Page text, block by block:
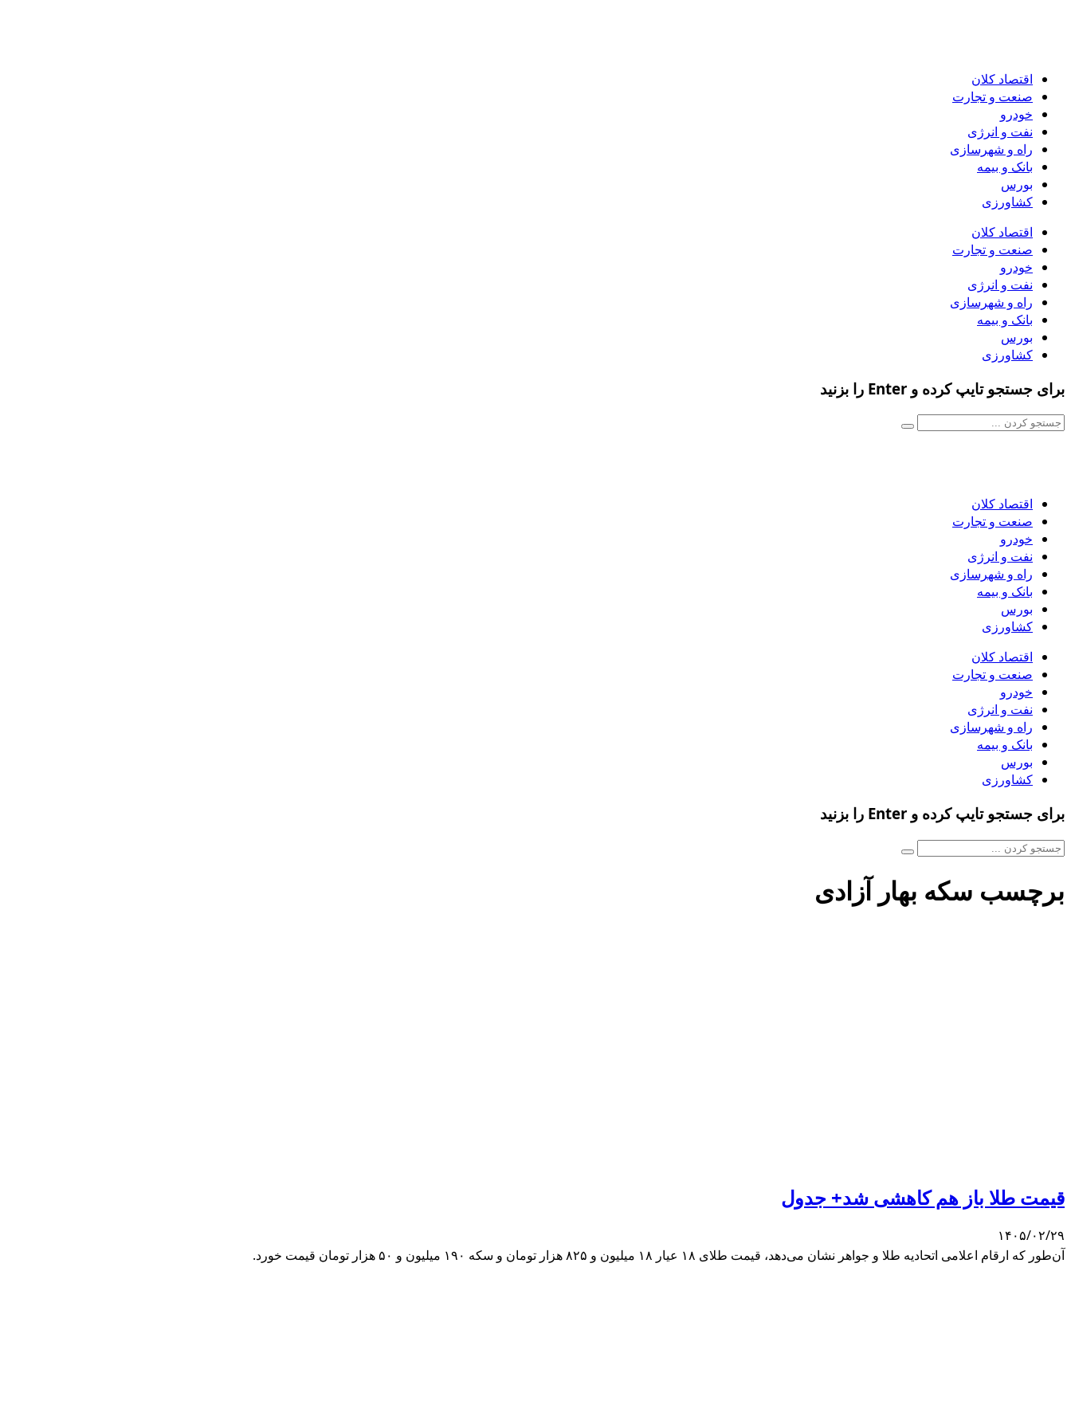
اقتصاد کلان
صنعت و تجارت
خودرو
نفت و انرژی
راه و شهرسازی
بانک و بیمه
بورس
کشاورزی
اقتصاد کلان
صنعت و تجارت
خودرو
نفت و انرژی
راه و شهرسازی
بانک و بیمه
بورس
کشاورزی
برای جستجو تایپ کرده و Enter را بزنید
اقتصاد کلان
صنعت و تجارت
خودرو
نفت و انرژی
راه و شهرسازی
بانک و بیمه
بورس
کشاورزی
اقتصاد کلان
صنعت و تجارت
خودرو
نفت و انرژی
راه و شهرسازی
بانک و بیمه
بورس
کشاورزی
برای جستجو تایپ کرده و Enter را بزنید
برچسب سکه بهار آزادی
قیمت طلا باز هم کاهشی شد+ جدول
۱۴۰۵/۰۲/۲۹
آن‌طور که ارقام اعلامی اتحادیه طلا و جواهر نشان می‌دهد، قیمت طلای ۱۸ عیار ۱۸ میلیون و ۸۲۵ هزار تومان و سکه ۱۹۰ میلیون و ۵۰ هزار تومان قیمت خورد.